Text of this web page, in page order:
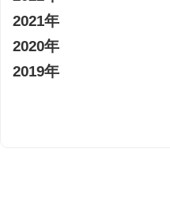
2021年
2020年
2019年